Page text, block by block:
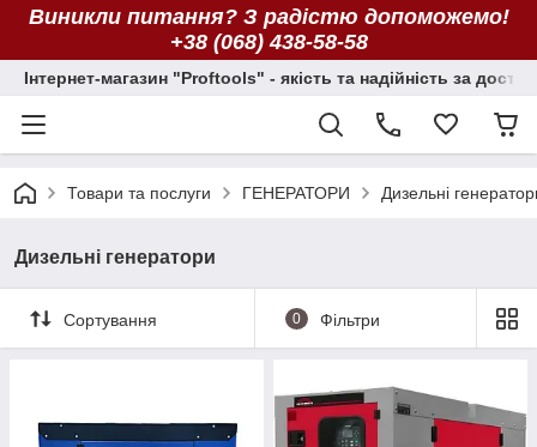
Виникли питання? З радістю допоможемо!
+38 (068) 438-58-58
Інтернет-магазин "Proftools" - якість та надійність за
Товари та послуги ГЕНЕРАТОРИ Дизельні
Дизельні генератори
Сортування 0 Фільтри